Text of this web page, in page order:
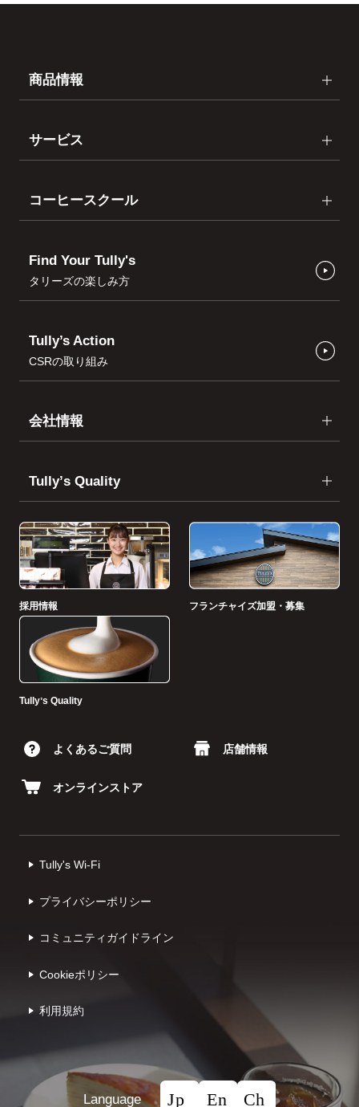
商品情報
サービス
コーヒースクール
Find Your Tully's
タリーズの楽しみ方
Tully’s Action
CSRの取り組み
会社情報
Tullyʼs Quality
採用情報 フランチャイズ加盟・募集
Tullyʼs Quality
よくあるご質問 店舗情報
オンラインストア
Tully's Wi-Fi
プライバシーポリシー
コミュニティガイドライン
Cookieポリシー
利⽤規約
Language